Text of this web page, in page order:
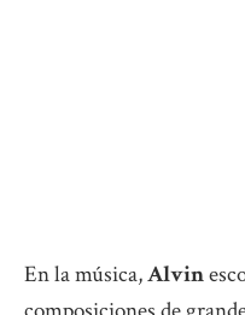
En la música,Alvin